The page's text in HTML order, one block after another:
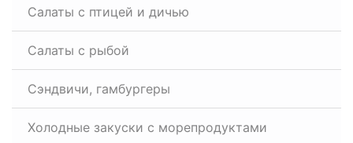
Салаты с птицей и дичью
Салаты с рыбой
Сэндвичи, гамбургеры
Холодные закуски с морепродуктами